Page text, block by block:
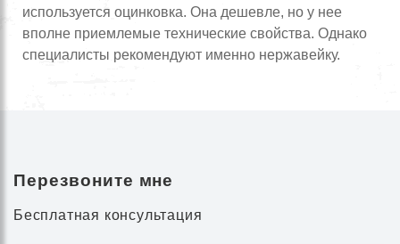
используется оцинковка. Она дешевле, но у нее
вполне приемлемые технические свойства. Однако
специалисты рекомендуют именно нержавейку.
Перезвоните мне
Бесплатная консультация